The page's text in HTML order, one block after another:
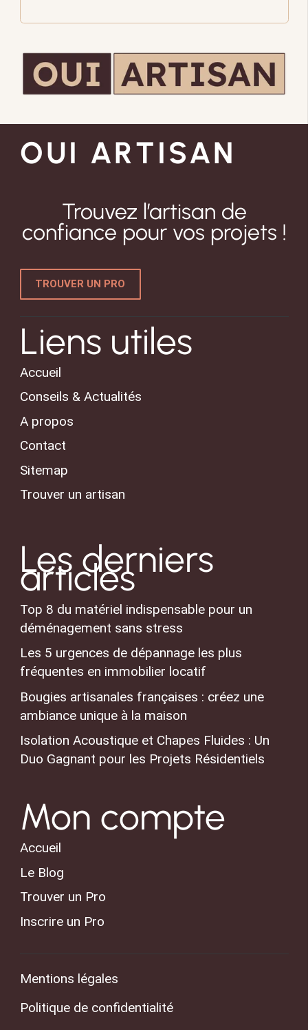
OUI ARTISAN
Trouvez l’artisan de
confiance pour vos projets !
TROUVER UN PRO
Liens utiles
Accueil
Conseils & Actualités
A propos
Contact
Sitemap
Trouver un artisan
Les derniers
articles
Top 8 du matériel indispensable pour un
déménagement sans stress
Les 5 urgences de dépannage les plus
fréquentes en immobilier locatif
Bougies artisanales françaises : créez une
ambiance unique à la maison
Isolation Acoustique et Chapes Fluides : Un
Duo Gagnant pour les Projets Résidentiels
Mon compte
Accueil
Le Blog
Trouver un Pro
Inscrire un Pro
Mentions légales
Politique de confidentialité